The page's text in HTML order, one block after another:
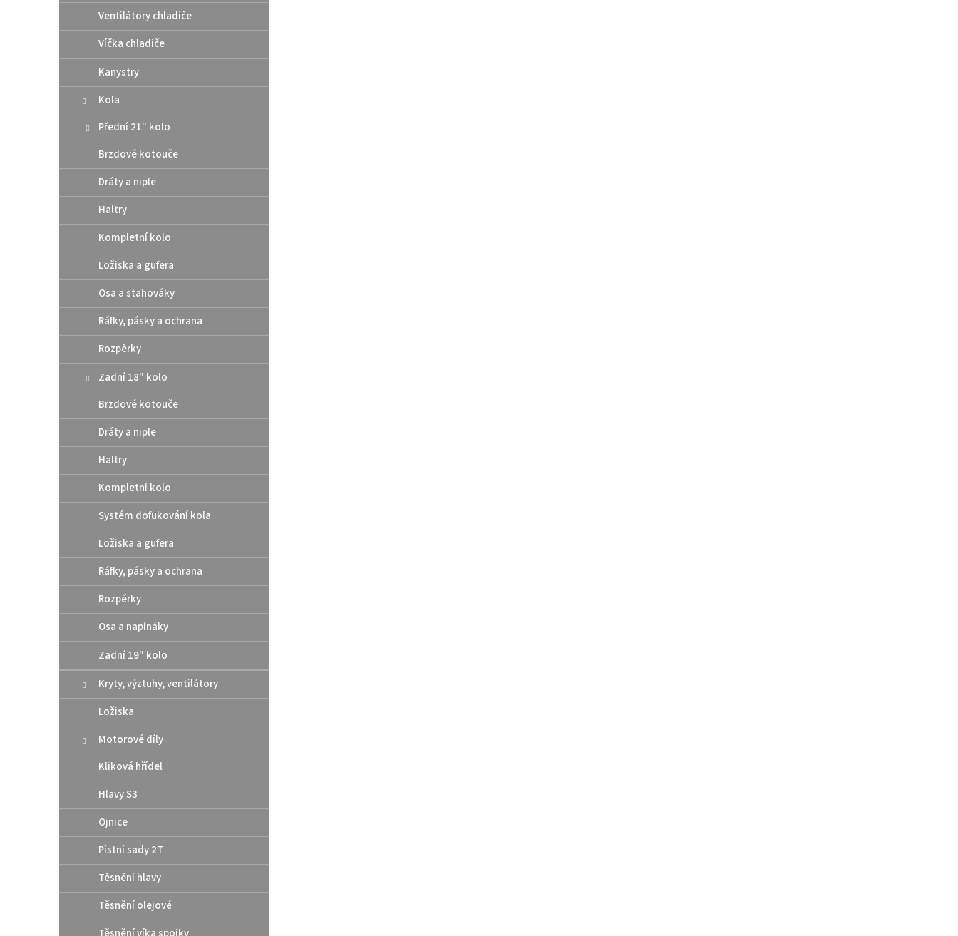
Ventilátory chladiče
Víčka chladiče
Kanystry
Kola
Přední 21" kolo
Brzdové kotouče
Dráty a niple
Haltry
Kompletní kolo
Ložiska a gufera
Osa a stahováky
Ráfky, pásky a ochrana
Rozpěrky
Zadní 18" kolo
Brzdové kotouče
Dráty a niple
Haltry
Kompletní kolo
Systém dofukování kola
Ložiska a gufera
Ráfky, pásky a ochrana
Rozpěrky
Osa a napínáky
Zadní 19" kolo
Kryty, výztuhy, ventilátory
Ložiska
Motorové díly
Kliková hřídel
Hlavy S3
Ojnice
Pístní sady 2T
Těsnění hlavy
Těsnění olejové